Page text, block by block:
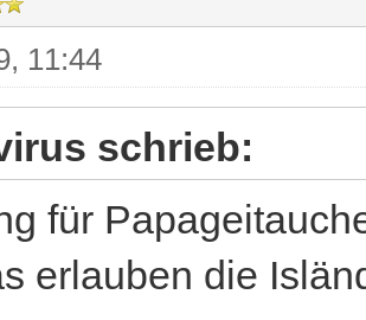
11:44
schrieb:
für
erlauben die